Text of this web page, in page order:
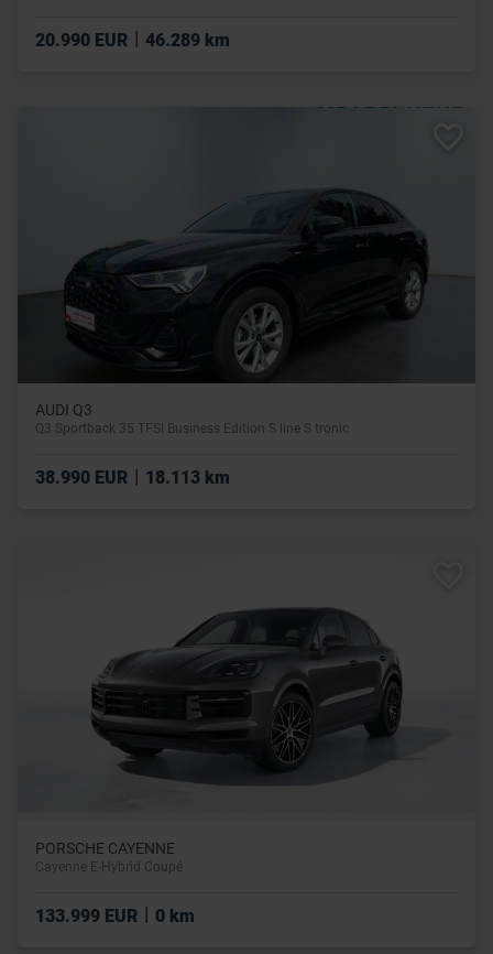
20.990 EUR 46.289 km
AUDI Q3
Q3 Sportback 35 TFSI Business Edition S line S tronic
38.990 EUR | 18.113 km
PORSCHE CAYENNE
Cayenne E-Hybrid Coupé
133.999 EUR 0 km